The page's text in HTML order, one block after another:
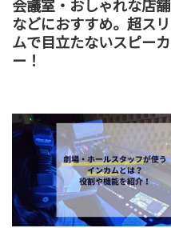
会議室・おしゃれな店舗
などにおすすめ。超スリ
ムで目立たないスピーカ
ー！